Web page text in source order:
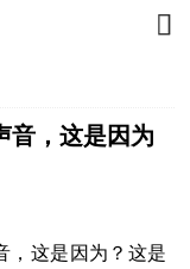

音，这是因为
，这是因为？这是